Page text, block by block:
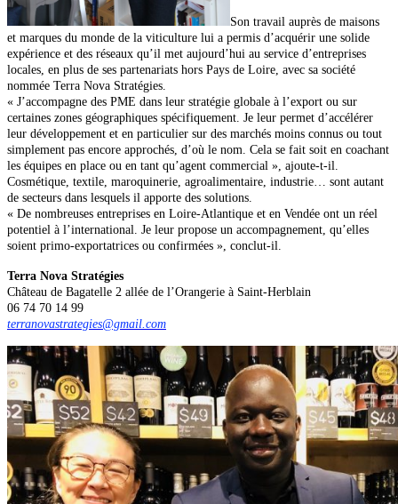
Son travail auprès de maisons
et marques du monde de la viticulture lui a permis d’acquérir une solide
expérience et des réseaux qu’il met aujourd’hui au service d’entreprises
locales, en plus de ses partenariats hors Pays de Loire, avec sa société
nommée Terra Nova Stratégies.
« J’accompagne des PME dans leur stratégie globale à l’export ou sur
certaines zones géographiques spécifiquement. Je leur permet d’accélérer
leur développement et en particulier sur des marchés moins connus ou tout
simplement pas encore approchés, d’où le nom. Cela se fait soit en coachant
les équipes en place ou en tant qu’agent commercial », ajoute-t-il.
Cosmétique, textile, maroquinerie, agroalimentaire, industrie… sont autant
de secteurs dans lesquels il apporte des solutions.
« De nombreuses entreprises en Loire-Atlantique et en Vendée ont un réel
potentiel à l’international. Je leur propose un accompagnement, qu’elles
soient primo-exportatrices ou confirmées », conclut-il.
Terra Nova Stratégies
Château de Bagatelle 2 allée de l’Orangerie à Saint-Herblain
06 74 70 14 99
terranovastrategies@gmail.com